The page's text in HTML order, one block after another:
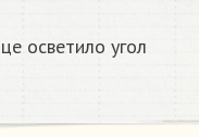
осветило угол